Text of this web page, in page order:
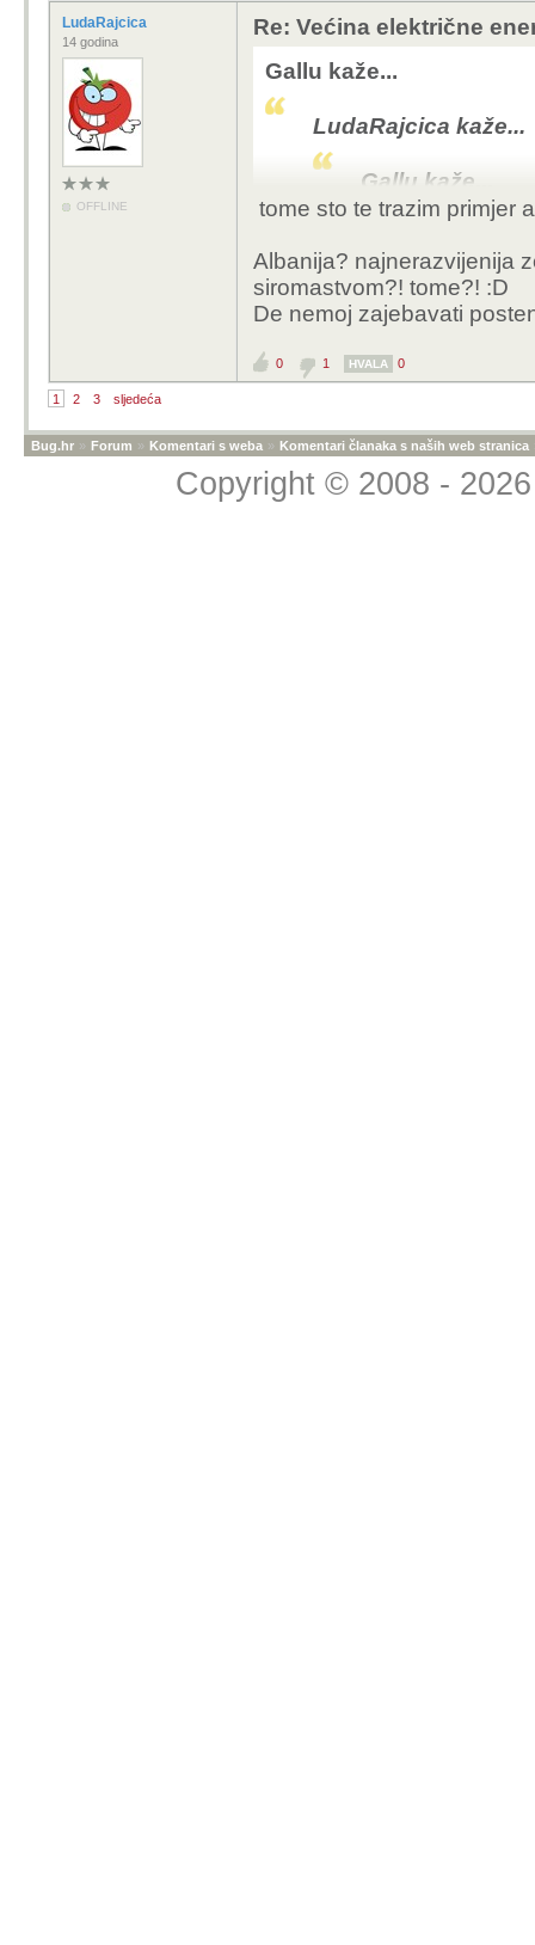
LudaRajcica
14 godina
OFFLINE
Re: Većina električne
Gallu kaže...
LudaRajcica kaže...
Gallu kaže...
Albanija npr.
Neke zemlje
energije. Mi
ahahahahaha
Ne, zašto? Smiješ se
tome sto te trazim primjer
Albanija? najnerazvijenija
siromastvom?! tome?! :D
De nemoj zajebavati
0 1 HVALA 0
1 2 3 sljedeća
Bug.hr » Forum » Komentari s weba » Komentari članaka s naših web stranica
Copyright © 2008 -